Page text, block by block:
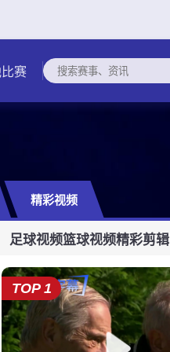
赛
联 玻利甲法甲 世亚预
精彩视频
足球视频篮球视频精彩剪辑
TOP 1